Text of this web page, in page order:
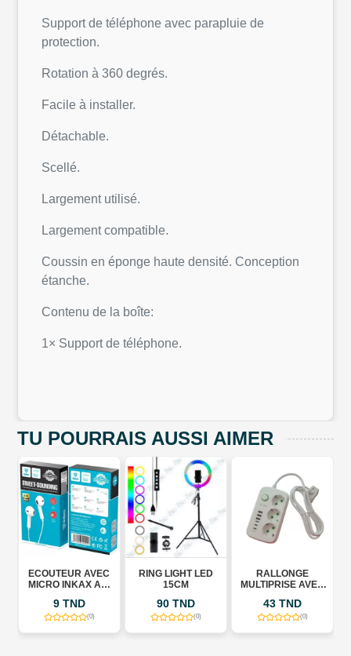
Support de téléphone avec parapluie de
protection.
Rotation à 360 degrés.
Facile à installer.
Détachable.
Scellé.
Largement utilisé.
Largement compatible.
Coussin en éponge haute densité. Conception
étanche.
Contenu de la boîte:
1× Support de téléphone.
TU POURRAIS AUSSI AIMER
ECOUTEUR AVEC
MICRO INKAX AE-
9 TND
(0)
RING LIGHT LED
15CM
90 TND
(0)
RALLONGE
MULTIPRISE AVEC
3 TYPE C - BLANC
43 TND
(0)